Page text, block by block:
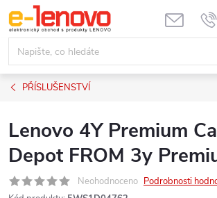
Přejít
na
obsah
PŘÍSLUŠENSTVÍ
Lenovo 4Y Premium
Depot FROM 3y
Neohodnoceno Podrobnosti